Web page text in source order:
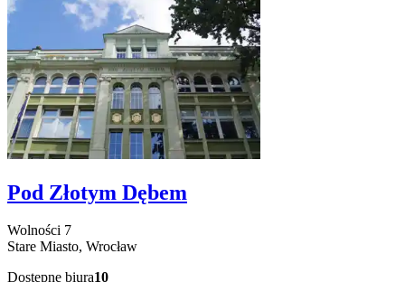
Pod Złotym Dębem
Wolności 7
Stare Miasto, Wrocław
Dostępne biura10